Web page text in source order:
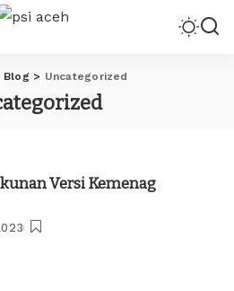
Blog > Uncategorized
Versi Kemenag